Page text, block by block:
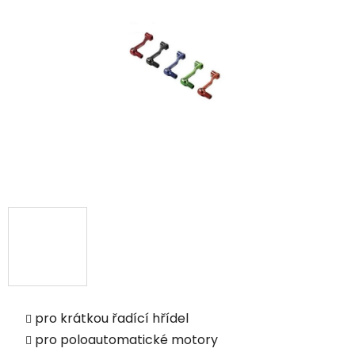
pro krátkou řadící hřídel
pro poloautomatické motory